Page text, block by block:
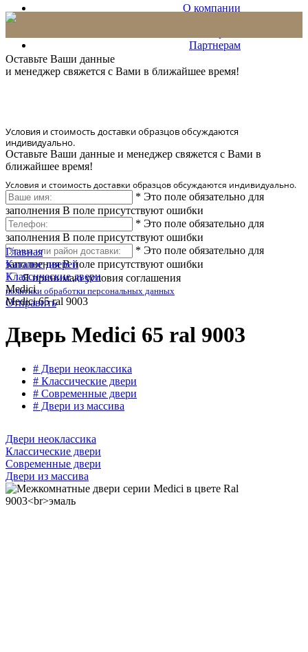
О компании
Партнерам
* Количество доставляемых образцов ограничено в 6 шт.
Оставьте Ваши данные
и менеджер свяжется с Вами в ближайшее время!
Условия и стоимость доставки образцов обсуждаются
индивидуально.
Оставьте Ваши данные и менеджер свяжется с Вами в
ближайшее время!
Условия и стоимость доставки образцов обсуждаются индивидуально.
* Это поле обязательно для
заполнения В поле присутствуют ошибки
* Это поле обязательно для
заполнения В поле присутствуют ошибки
* Это поле обязательно для
заполнения В поле присутствуют ошибки
Я принимаю условия соглашения
политики обработки персональных данных
Отправить
Главная
Каталог дверей
Классические двери
Medici
Medici 65 ral 9003
Дверь Medici 65 ral 9003
# Двери неоклассика
# Классические двери
# Современные двери
# Двери из массива
Двери неоклассика
Классические двери
Современные двери
Двери из массива